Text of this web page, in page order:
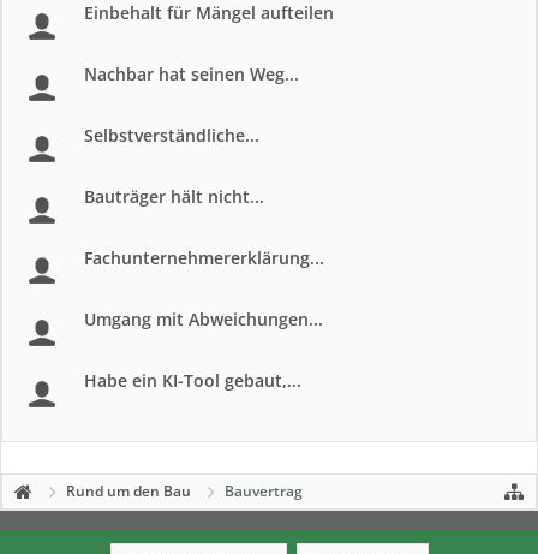
Einbehalt für Mängel aufteilen
Nachbar hat seinen Weg...
Selbstverständliche...
Bauträger hält nicht...
Fachunternehmererklärung...
Umgang mit Abweichungen...
Habe ein KI-Tool gebaut,...
Rund um den Bau Bauvertrag